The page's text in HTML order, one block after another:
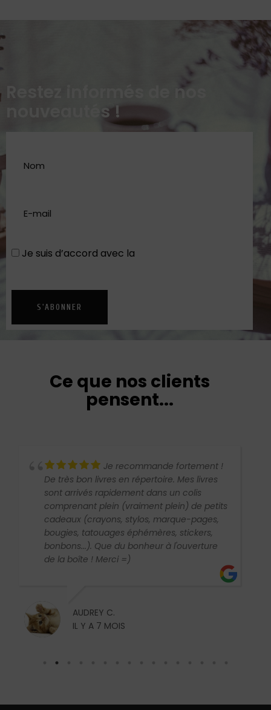
Restez informés de nos
nouveautés !
Je suis d’accord avec la
S'ABONNER
Ce que nos clients
pensent...
Je recommande fortement !
De très bon livres en répertoire. Mes livres
sont arrivés rapidement dans un colis
comprenant plein (vraiment plein) de petits
cadeaux (crayons, stylos, marque-pages,
bougies, tatouages éphémères, stickers,
bonbons...). Que du bonheur à l'ouverture
de la boîte ! Merci =)
AUDREY C.
IL Y A 7 MOIS